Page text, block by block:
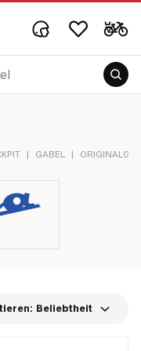
| GABEL |
Beliebtheit